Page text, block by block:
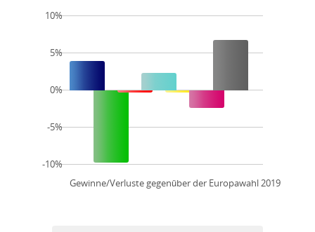
Gewinne/Verluste gegenüber der Europawahl 2019
10%
5%
0%
-5%
-10%